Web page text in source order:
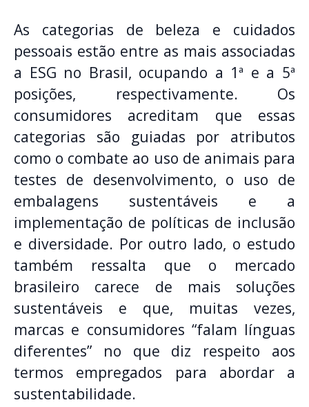
As categorias de beleza e cuidados
pessoais estão entre as mais associadas
a ESG no Brasil, ocupando a 1ª e a 5ª
posições, respectivamente. Os
consumidores acreditam que essas
categorias são guiadas por atributos
como o combate ao uso de animais para
testes de desenvolvimento, o uso de
embalagens sustentáveis e a
implementação de políticas de inclusão
e diversidade. Por outro lado, o estudo
também ressalta que o mercado
brasileiro carece de mais soluções
sustentáveis e que, muitas vezes,
marcas e consumidores “falam línguas
diferentes” no que diz respeito aos
termos empregados para abordar a
sustentabilidade.